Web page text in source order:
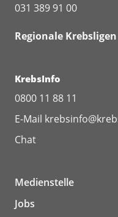
031 389 91 00
Regionale Krebsligen
KrebsInfo
0800 11 88 11
E-Mail
Chat
Medienstelle
Jobs